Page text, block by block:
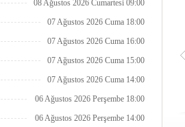
08 Ağustos 2026 Cumartesi 09:00
07 Ağustos 2026 Cuma 18:00
07 Ağustos 2026 Cuma 16:00
07 Ağustos 2026 Cuma 15:00
07 Ağustos 2026 Cuma 14:00
06 Ağustos 2026 Perşembe 18:00
06 Ağustos 2026 Perşembe 14:00